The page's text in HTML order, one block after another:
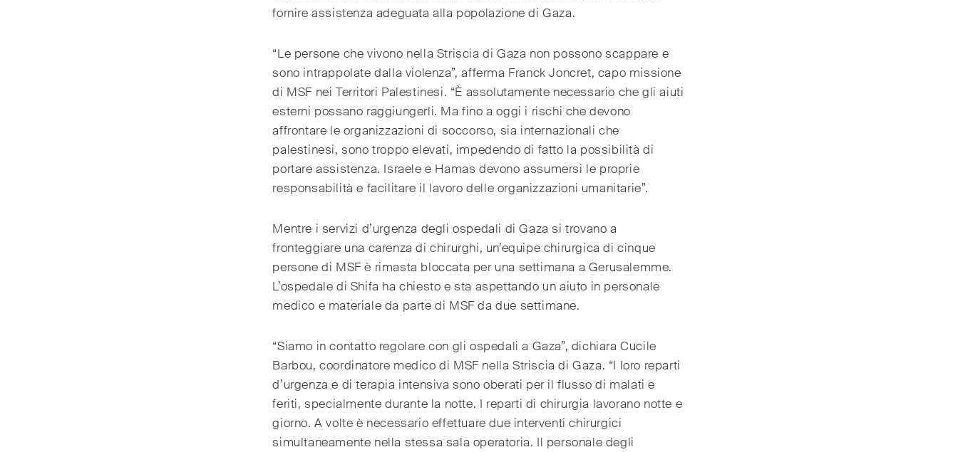
fornire assistenza adeguata alla popolazione di Gaza.
“Le persone che vivono nella Striscia di Gaza non possono scappare e
sono intrappolate dalla violenza”, afferma Franck Joncret, capo missione
di MSF nei Territori Palestinesi. “È assolutamente necessario che gli aiuti
esterni possano raggiungerli. Ma fino a oggi i rischi che devono
affrontare le organizzazioni di soccorso, sia internazionali che
palestinesi, sono troppo elevati, impedendo di fatto la possibilità di
portare assistenza. Israele e Hamas devono assumersi le proprie
responsabilità e facilitare il lavoro delle organizzazioni umanitarie”.
Mentre i servizi d’urgenza degli ospedali di Gaza si trovano a
fronteggiare una carenza di chirurghi, un’equipe chirurgica di cinque
persone di MSF è rimasta bloccata per una settimana a Gerusalemme.
L’ospedale di Shifa ha chiesto e sta aspettando un aiuto in personale
medico e materiale da parte di MSF da due settimane.
“Siamo in contatto regolare con gli ospedali a Gaza”, dichiara Cucile
Barbou, coordinatore medico di MSF nella Striscia di Gaza. “I loro reparti
d’urgenza e di terapia intensiva sono oberati per il flusso di malati e
feriti, specialmente durante la notte. I reparti di chirurgia lavorano notte e
giorno. A volte è necessario effettuare due interventi chirurgici
simultaneamente nella stessa sala operatoria. Il personale degli